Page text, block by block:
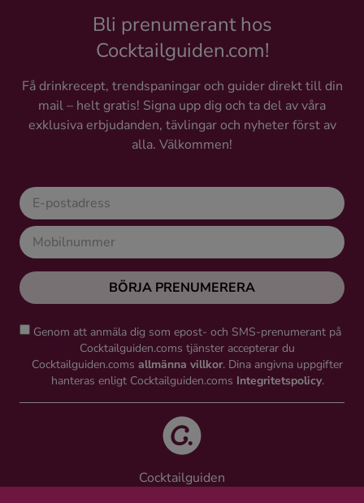
Whisky
Bli prenumerant hos
Cocktailguiden.com!
Få drinkrecept, trendspaningar och guider direkt till din
mail – helt gratis! Signa upp dig och ta del av våra
exklusiva erbjudanden, tävlingar och nyheter först av
alla. Välkommen!
BÖRJA PRENUMERERA
Genom att anmäla dig som epost- och SMS-prenumerant på
Cocktailguiden.coms tjänster accepterar du
Cocktailguiden.coms allmänna villkor. Dina angivna uppgifter
hanteras enligt Cocktailguiden.coms Integritetspolicy.
Cocktailguiden